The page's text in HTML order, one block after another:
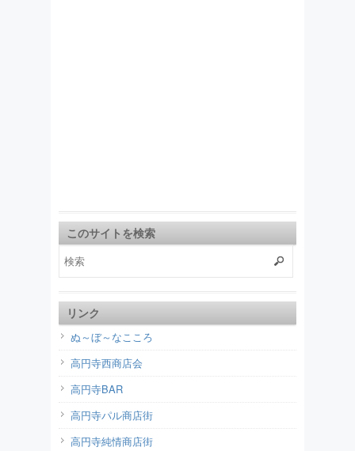
このサイトを検索
リンク
ぬ～ぼ～なこころ
高円寺西商店会
高円寺BAR
高円寺パル商店街
高円寺純情商店街